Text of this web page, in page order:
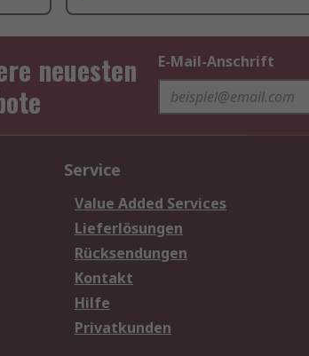
neuesten
E-Mail-Anschrift
Service
Value Added Services
Lieferlösungen
Rücksendungen
Kontakt
Hilfe
Privatkunden